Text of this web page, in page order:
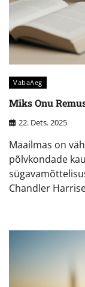
VabaAeg
Miks Onu
22. Dets. 2025
Maailmas on
põlvkondade
Chandler